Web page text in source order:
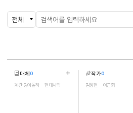
매체0
계간 딩아돌하 현대시학
작가0
김정현 이근희